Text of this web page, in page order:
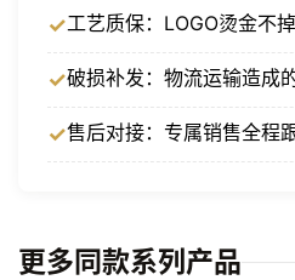
工艺质保：LOGO烫金不
破损补发：物流运输造成
售后对接：专属销售全程
更多同款系列产品